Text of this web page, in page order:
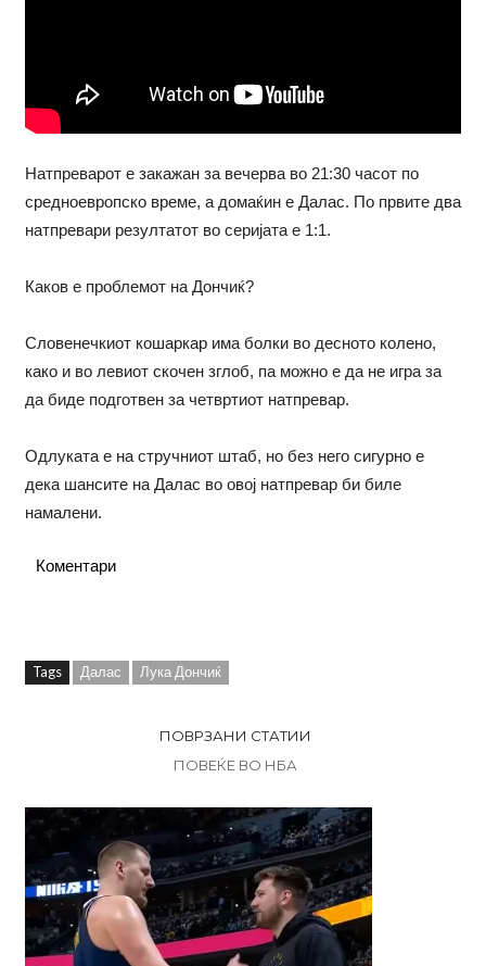
Натпреварот е закажан за вечерва во 21:30 часот по
средноевропско време, а домаќин е Далас. По првите два
натпревари резултатот во серијата е 1:1.
Каков е проблемот на Дончиќ?
Словенечкиот кошаркар има болки во десното колено,
како и во левиот скочен зглоб, па можно е да не игра за
да биде подготвен за четвртиот натпревар.
Одлуката е на стручниот штаб, но без него сигурно е
дека шансите на Далас во овој натпревар би биле
намалени.
Коментари
Tags Далас Лука Дончиќ
ПОВРЗАНИ СТАТИИ
ПОВЕЌЕ ВО НБА